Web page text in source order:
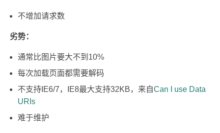
不增加请求数
劣势：
通常比图片要大不到10%
每次加载页面都需要解码
不支持IE6/7，IE8最大支持32KB，来自Can I use Data
URIs
难于维护